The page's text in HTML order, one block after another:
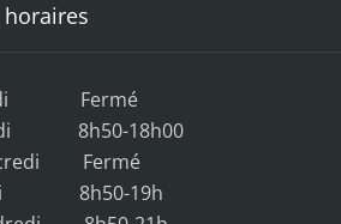
horaires
Fermé
8h50-18h00
Fermé
8h50-19h